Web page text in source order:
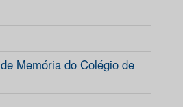
Memória do Colégio de